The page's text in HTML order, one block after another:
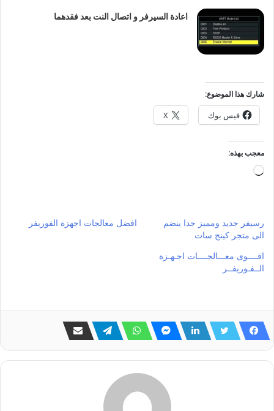
اعادة السيرفر و اتصال النت بعد فقدهما
شارك هذا الموضوع:
فيس بوك X
معجب بهذه:
جاري
رسيفر جديد ومميز جدا ينضم
الى متجر كينج سات
افضل معالجات اجهزة الفوريفر
اقــــوى معـــالجــــات اجـهـزة
الــفـوريفــر